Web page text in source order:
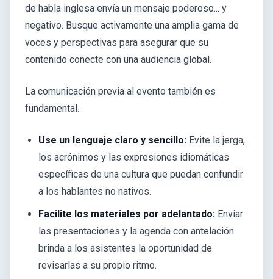
de habla inglesa envía un mensaje poderoso... y
negativo. Busque activamente una amplia gama de
voces y perspectivas para asegurar que su
contenido conecte con una audiencia global.
La comunicación previa al evento también es
fundamental.
Use un lenguaje claro y sencillo: Evite la jerga,
los acrónimos y las expresiones idiomáticas
específicas de una cultura que puedan confundir
a los hablantes no nativos.
Facilite los materiales por adelantado: Enviar
las presentaciones y la agenda con antelación
brinda a los asistentes la oportunidad de
revisarlas a su propio ritmo.